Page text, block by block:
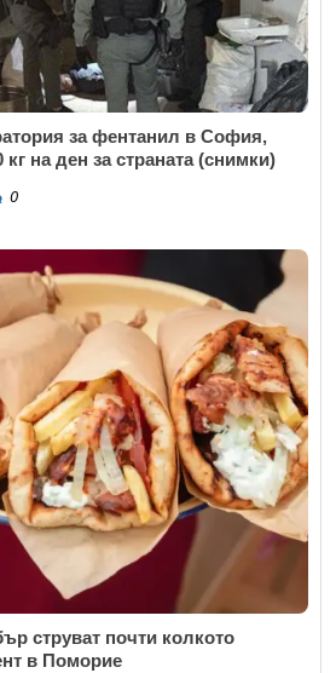
за фентанил в София,
на ден за страната (снимки)
0
струват почти колкото
в Поморие